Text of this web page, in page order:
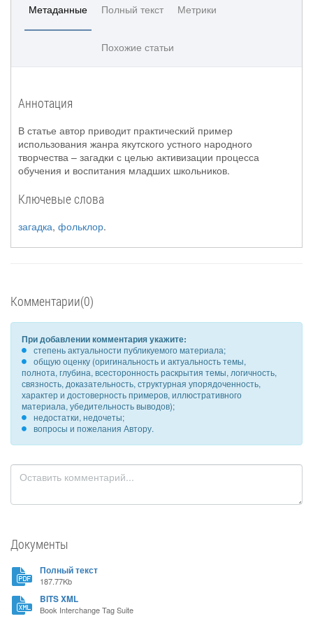
Метаданные Полный текст Метрики
Похожие статьи
Аннотация
В статье автор приводит практический пример
использования жанра якутского устного народного
творчества – загадки с целью активизации процесса
обучения и воспитания младших школьников.
Ключевые слова
загадка, фольклор.
Комментарии(0)
При добавлении комментария укажите:
степень актуальности публикуемого материала;
общую оценку (оригинальность и актуальность темы,
полнота, глубина, всесторонность раскрытия темы, логичность,
связность, доказательность, структурная упорядоченность,
характер и достоверность примеров, иллюстративного
материала, убедительность выводов);
недостатки, недочеты;
вопросы и пожелания Автору.
Документы
Полный текст
187.77Kb
BITS XML
Book Interchange Tag Suite